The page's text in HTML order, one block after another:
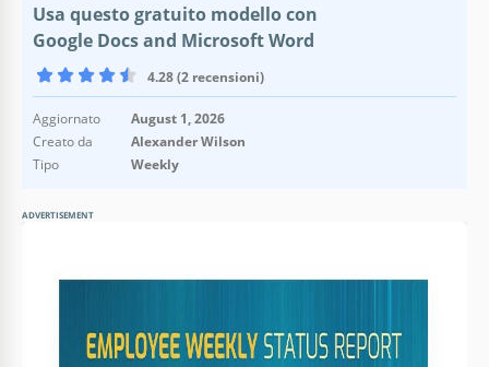
Usa questo gratuito modello con
Google Docs and Microsoft Word
4.28 (2 recensioni)
Aggiornato
August 1, 2026
Creato da
Alexander Wilson
Tipo
Weekly
ADVERTISEMENT